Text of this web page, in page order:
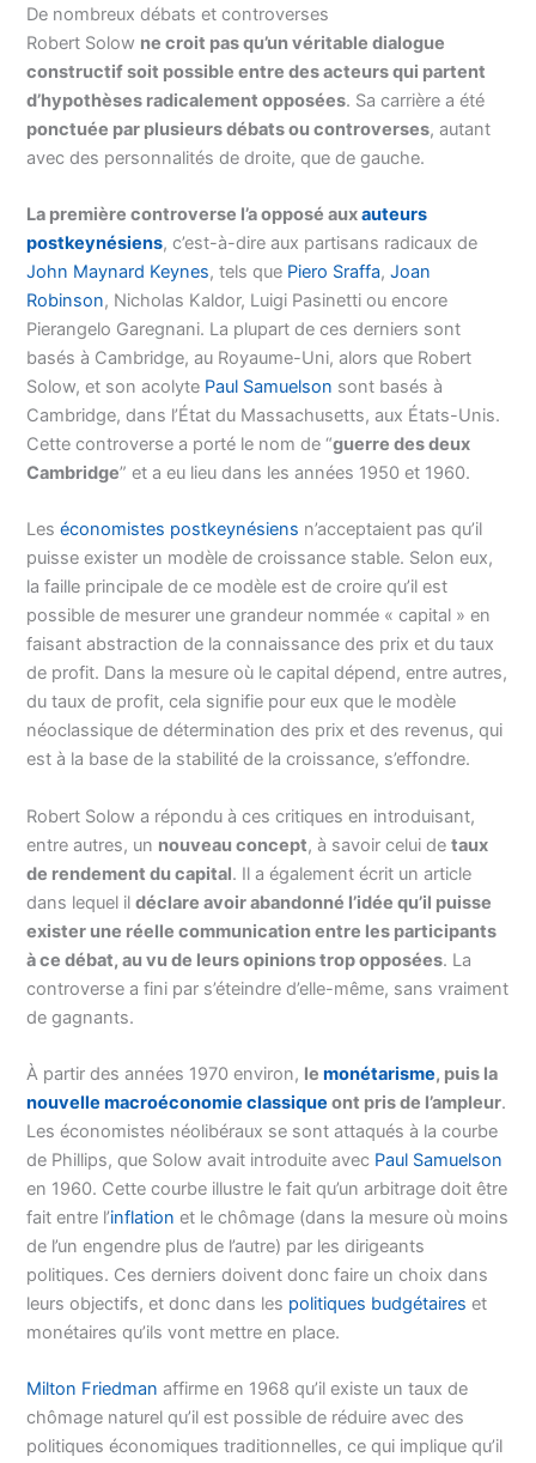
De nombreux débats et controverses
Robert Solow ne croit pas qu’un véritable dialogue
constructif soit possible entre des acteurs qui partent
d’hypothèses radicalement opposées. Sa carrière a été
ponctuée par plusieurs débats ou controverses, autant
avec des personnalités de droite, que de gauche.
La première controverse l’a opposé auxauteurs
postkeynésiens, c’est-à-dire aux partisans radicaux de
John Maynard Keynes, tels que Piero Sraffa,Joan
Robinson, Nicholas Kaldor, Luigi Pasinetti ou encore
Pierangelo Garegnani. La plupart de ces derniers sont
basés à Cambridge, au Royaume-Uni, alors que Robert
Solow, et son acolyte Paul Samuelson sont basés à
Cambridge, dans l’État du Massachusetts, aux États-Unis.
Cette controverse a porté le nom de “guerre des deux
Cambridge” et a eu lieu dans les années 1950 et 1960.
Leséconomistes postkeynésiens n’acceptaient pas qu’il
puisse exister un modèle de croissance stable. Selon eux,
la faille principale de ce modèle est de croire qu’il est
possible de mesurer une grandeur nommée « capital » en
faisant abstraction de la connaissance des prix et du taux
de profit. Dans la mesure où le capital dépend, entre autres,
du taux de profit, cela signifie pour eux que le modèle
néoclassique de détermination des prix et des revenus, qui
est à la base de la stabilité de la croissance, s’effondre.
Robert Solow a répondu à ces critiques en introduisant,
entre autres, un nouveau concept, à savoir celui detaux
de rendement du capital. Il a également écrit un article
dans lequel ildéclare avoir abandonné l’idée qu’il puisse
exister une réelle communication entre les participants
à ce débat, au vu de leurs opinions trop opposées. La
controverse a fini par s’éteindre d’elle-même, sans vraiment
de gagnants.
À partir des années 1970 environ, lemonétarisme, puis la
nouvelle macroéconomie classique ont pris de l’ampleur.
Les économistes néolibéraux se sont attaqués à la courbe
de Phillips, que Solow avait introduite avec Paul Samuelson
en 1960. Cette courbe illustre le fait qu’un arbitrage doit être
fait entre l’inflation et le chômage (dans la mesure où moins
de l’un engendre plus de l’autre) par les dirigeants
politiques. Ces derniers doivent donc faire un choix dans
leurs objectifs, et donc dans les politiques budgétaires et
monétaires qu’ils vont mettre en place.
Milton Friedman affirme en 1968 qu’il existe un taux de
chômage naturel qu’il est possible de réduire avec des
politiques économiques traditionnelles, ce qui implique qu’il